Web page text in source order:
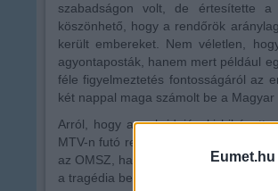
Eumet.hu
szabadságon volt, de értesítette
köszönhető, hogy a rendőrök
került embereket. Nem véletlen,
agyontaposták, hanem mert például
féle figyelmeztetés fontosságáról az
két nappal maga számolt be a Magyar
Arról, hogy annak idején ki
MTV-n futó reggeli műsorban a
az OMSZ, hanem egy magán cég
a tragédia bekövetkeztét